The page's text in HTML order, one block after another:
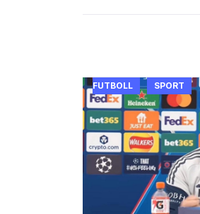
FUTBOLL SPORT